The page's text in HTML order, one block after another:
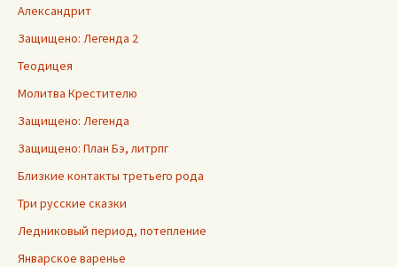
Александрит
Защищено: Легенда 2
Теодицея
Молитва Крестителю
Защищено: Легенда
Защищено: План Бэ, литрпг
Близкие контакты третьего рода
Три русские сказки
Ледниковый период, потепление
Январское варенье